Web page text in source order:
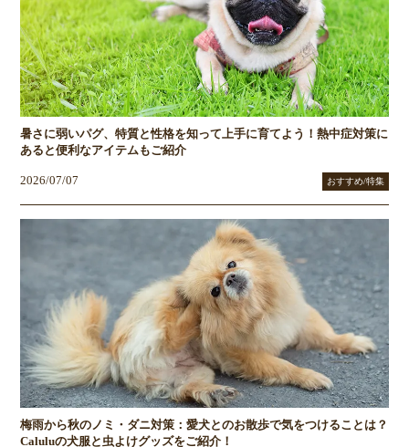
暑さに弱いパグ、特質と性格を知って上手に育てよう！熱中症対策に
あると便利なアイテムもご紹介
2026/07/07 おすすめ/特集
梅雨から秋のノミ・ダニ対策：愛犬とのお散歩で気をつけることは？
Caluluの犬服と虫よけグッズをご紹介！